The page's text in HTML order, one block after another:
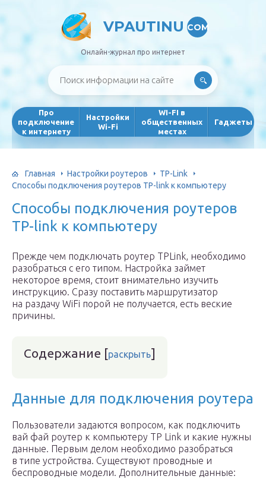
VPAUTINU COM
Онлайн-журнал про интернет
Про
подключение
к интернету
Настройки
Wi-Fi
WI-FI в
общественных
местах
Гаджеты
Главная Настройки роутеров
TP-Link
Способы подключения роутеров TP-link к компьютеру
Способы подключения роутеров
TP-link к компьютеру
Прежде чем подключать роутер TPLink, необходимо
разобраться с его типом. Настройка займет
некоторое время, стоит внимательно изучить
инструкцию. Сразу поставить маршрутизатор
на раздачу WiFi порой не получается, есть веские
причины.
Содержание [раскрыть]
Данные для подключения роутера
Пользователи задаются вопросом, как подключить
вай фай роутер к компьютеру TP Link и какие нужны
данные. Первым делом необходимо разобраться
в типе устройства. Существуют проводные и
беспроводные модели. Дополнительные данные: